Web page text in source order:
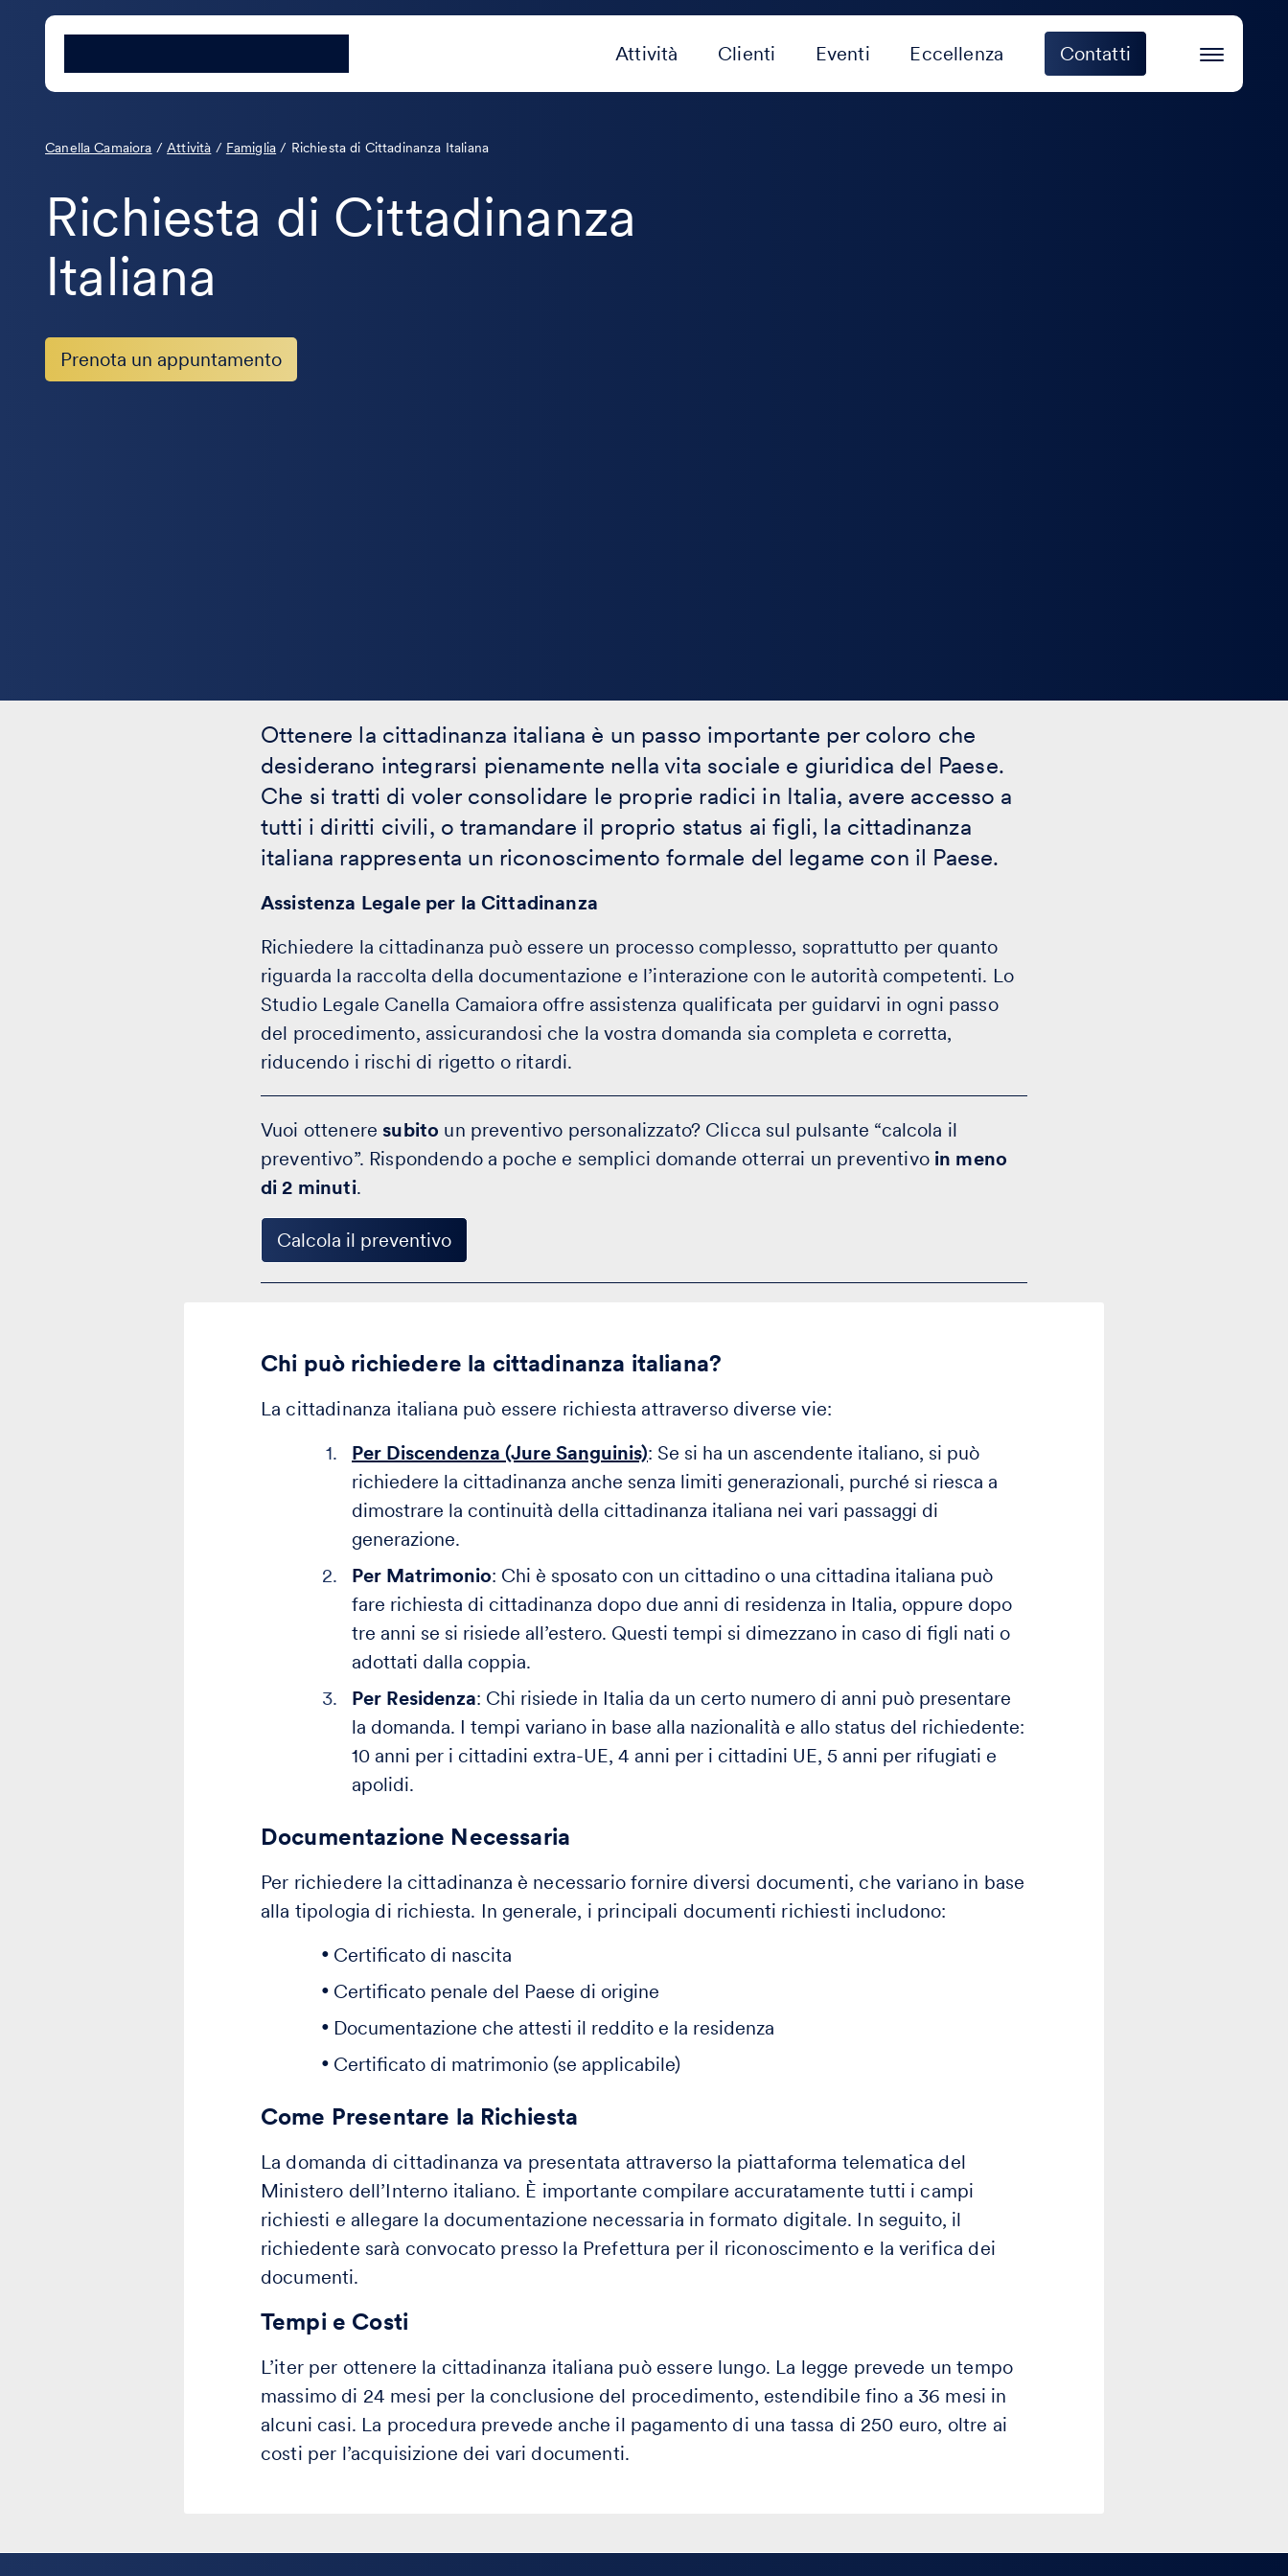
Attività Clienti Eventi Eccellenza Contatti
Canella Camaiora /Attività / Famiglia / Richiesta di Cittadinanza Italiana
Richiesta di Cittadinanza
Italiana
Prenota un appuntamento
Ottenere la cittadinanza italiana è un passo importante per coloro che
desiderano integrarsi pienamente nella vita sociale e giuridica del Paese.
Che si tratti di voler consolidare le proprie radici in Italia, avere accesso a
tutti i diritti civili, o tramandare il proprio status ai figli, la cittadinanza
italiana rappresenta un riconoscimento formale del legame con il Paese.
Assistenza Legale per la Cittadinanza
Richiedere la cittadinanza può essere un processo complesso, soprattutto per quanto
riguarda la raccolta della documentazione e l’interazione con le autorità competenti. Lo
Studio Legale Canella Camaiora offre assistenza qualificata per guidarvi in ogni passo
del procedimento, assicurandosi che la vostra domanda sia completa e corretta,
riducendo i rischi di rigetto o ritardi.
Vuoi otteneresubito un preventivo personalizzato? Clicca sul pulsante “calcola il
preventivo”. Rispondendo a poche e semplici domande otterrai un preventivo in meno
di 2 minuti.
Calcola il preventivo
Chi può richiedere la cittadinanza italiana?
La cittadinanza italiana può essere richiesta attraverso diverse vie:
Per Discendenza (Jure Sanguinis): Se si ha un ascendente italiano, si può
richiedere la cittadinanza anche senza limiti generazionali, purché si riesca a
dimostrare la continuità della cittadinanza italiana nei vari passaggi di
generazione.
Per Matrimonio: Chi è sposato con un cittadino o una cittadina italiana può
fare richiesta di cittadinanza dopo due anni di residenza in Italia, oppure dopo
tre anni se si risiede all’estero. Questi tempi si dimezzano in caso di figli nati o
adottati dalla coppia.
Per Residenza: Chi risiede in Italia da un certo numero di anni può presentare
la domanda. I tempi variano in base alla nazionalità e allo status del richiedente:
10 anni per i cittadini extra-UE, 4 anni per i cittadini UE, 5 anni per rifugiati e
apolidi.
Documentazione Necessaria
Per richiedere la cittadinanza è necessario fornire diversi documenti, che variano in base
alla tipologia di richiesta. In generale, i principali documenti richiesti includono:
Certificato di nascita
Certificato penale del Paese di origine
Documentazione che attesti il reddito e la residenza
Certificato di matrimonio (se applicabile)
Come Presentare la Richiesta
La domanda di cittadinanza va presentata attraverso la piattaforma telematica del
Ministero dell’Interno italiano. È importante compilare accuratamente tutti i campi
richiesti e allegare la documentazione necessaria in formato digitale. In seguito, il
richiedente sarà convocato presso la Prefettura per il riconoscimento e la verifica dei
documenti.
Tempi e Costi
L’iter per ottenere la cittadinanza italiana può essere lungo. La legge prevede un tempo
massimo di 24 mesi per la conclusione del procedimento, estendibile fino a 36 mesi in
alcuni casi. La procedura prevede anche il pagamento di una tassa di 250 euro, oltre ai
costi per l’acquisizione dei vari documenti.